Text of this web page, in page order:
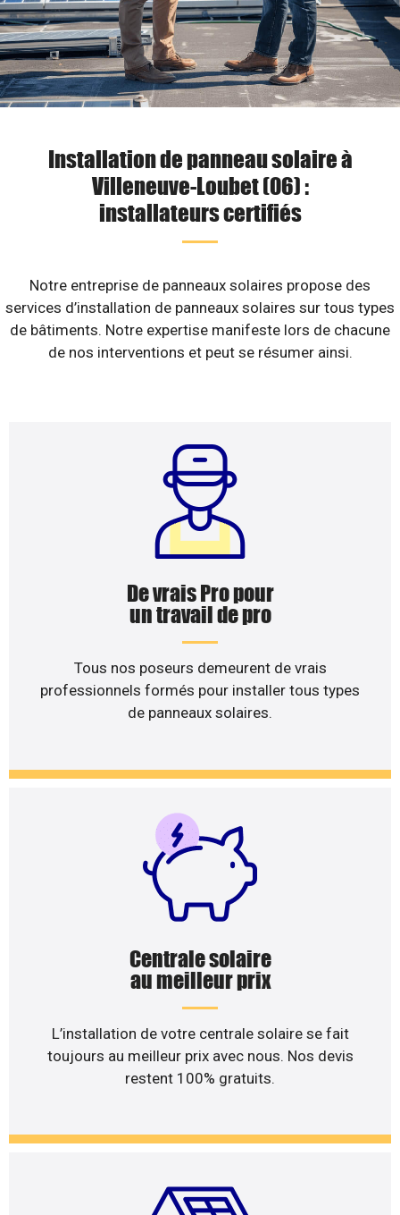
Installation de panneau solaire à
Villeneuve-Loubet (06) :
installateurs certifiés
Notre entreprise de panneaux solaires propose des
services d’installation de panneaux solaires sur tous types
de bâtiments. Notre expertise manifeste lors de chacune
de nos interventions et peut se résumer ainsi.
De vrais Pro pour
un travail de pro
Tous nos poseurs demeurent de vrais
professionnels formés pour installer tous types
de panneaux solaires.
Centrale solaire
au meilleur prix
L’installation de votre centrale solaire se fait
toujours au meilleur prix avec nous. Nos devis
restent 100% gratuits.